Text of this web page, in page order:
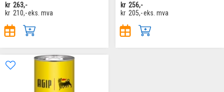
kr 263,-
kr 210,-eks. mva
kr 256,-
kr 205,-eks. mva